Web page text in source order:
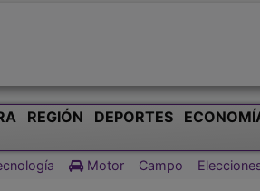
REGIÓN DEPORTES
Motor Campo